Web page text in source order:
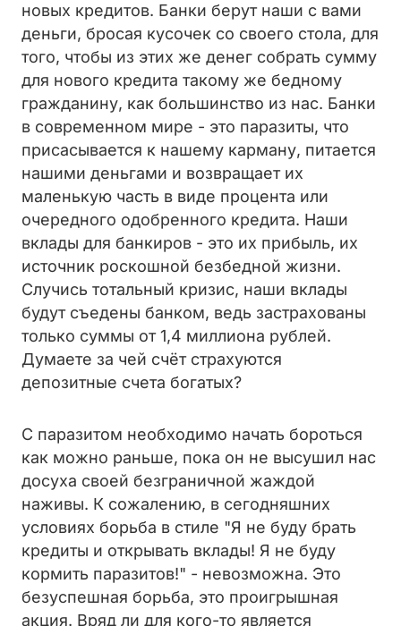
новых кредитов. Банки берут наши с вами
деньги, бросая кусочек со своего стола, для
того, чтобы из этих же денег собрать сумму
для нового кредита такому же бедному
гражданину, как большинство из нас. Банки
в современном мире - это паразиты, что
присасывается к нашему карману, питается
нашими деньгами и возвращает их
маленькую часть в виде процента или
очередного одобренного кредита. Наши
вклады для банкиров - это их прибыль, их
источник роскошной безбедной жизни.
Случись тотальный кризис, наши вклады
будут съедены банком, ведь застрахованы
только суммы от 1,4 миллиона рублей.
Думаете за чей счёт страхуются
депозитные счета богатых?
С паразитом необходимо начать бороться
как можно раньше, пока он не высушил нас
досуха своей безграничной жаждой
наживы. К сожалению, в сегодняшних
условиях борьба в стиле "Я не буду брать
кредиты и открывать вклады! Я не буду
кормить паразитов!" - невозможна. Это
безуспешная борьба, это проигрышная
акция. Вряд ли для кого-то является